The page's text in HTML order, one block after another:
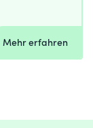
Mehr erfahren